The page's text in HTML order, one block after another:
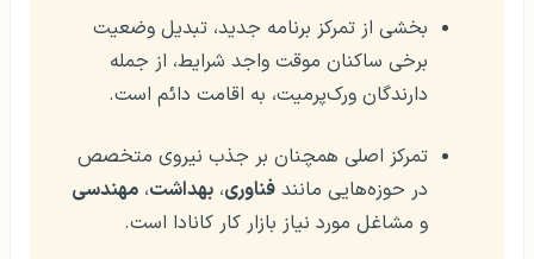
بخشی از تمرکز برنامه جدید، تبدیل وضعیت
برخی ساکنان موقت واجد شرایط، از جمله
دارندگان ورک‌پرمیت، به اقامت دائم است.
تمرکز اصلی همچنان بر جذب نیروی متخصص
در حوزه‌هایی مانند فناوری، بهداشت، مهندسی
و مشاغل مورد نیاز بازار کار کانادا است.